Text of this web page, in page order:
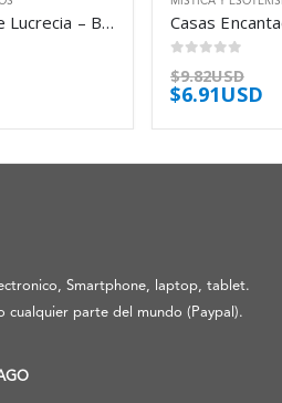
La Pasion De Lucrecia – Balmelli Carlos Mateo
$9.82USD
$6.91USD
Smartphone, laptop, tablet.
cualquier parte del mundo (Paypal).